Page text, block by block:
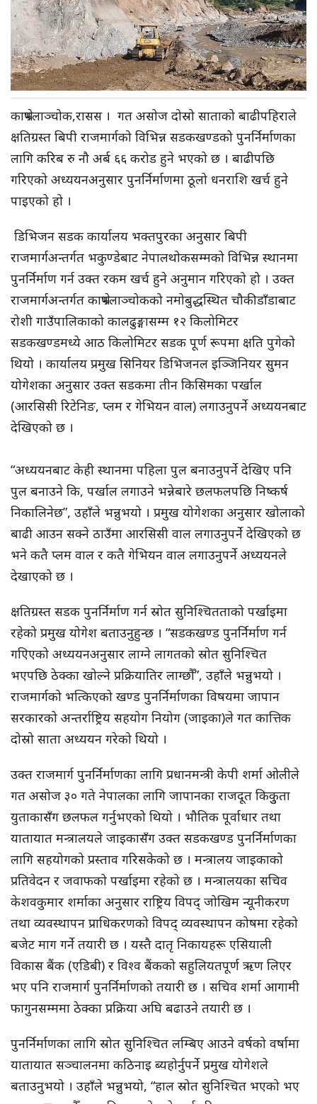
काभ्रेपलाञ्चोक,रासस । गत असोज दोस्रो साताको बाढीपहिराले
क्षतिग्रस्त बिपी राजमार्गको विभिन्न सडकखण्डको पुनर्निर्माणका
लागि करिब रु नौ अर्ब ६६ करोड हुने भएको छ । बाढीपछि
गरिएको अध्ययनअनुसार पुनर्निर्माणमा ठूलो धनराशि खर्च हुने
पाइएको हो ।
डिभिजन सडक कार्यालय भक्तपुरका अनुसार बिपी
राजमार्गअन्तर्गत भकुण्डेबाट नेपालथोकसम्मको विभिन्न स्थानमा
पुनर्निर्माण गर्न उक्त रकम खर्च हुने अनुमान गरिएको हो । उक्त
राजमार्गअन्तर्गत काभ्रेपलाञ्चोकको नमोबुद्धस्थित चौकीडाँडाबाट
रोशी गाउँपालिकाको कालढुङ्गासम्म १२ किलोमिटर
सडकखण्डमध्ये आठ किलोमिटर सडक पूर्ण रूपमा क्षति पुगेको
थियो । कार्यालय प्रमुख सिनियर डिभिजनल इञ्जिनियर सुमन
योगेशका अनुसार उक्त सडकमा तीन किसिमका पर्खाल
(आरसिसी रिटेनिङ, प्लम र गेभियन वाल) लगाउनुपर्ने अध्ययनबाट
देखिएको छ ।
“अध्ययनबाट केही स्थानमा पहिला पुल बनाउनुपर्ने देखिए पनि
पुल बनाउने कि, पर्खाल लगाउने भन्नेबारे छलफलपछि निष्कर्ष
निकालिनेछ”, उहाँले भन्नुभयो । प्रमुख योगेशका अनुसार खोलाको
बाढी आउन सक्ने ठाउँमा आरसिसी वाल लगाउनुपर्ने देखिएको छ
भने कतै प्लम वाल र कतै गेभियन वाल लगाउनुपर्ने अध्ययनले
देखाएको छ ।
क्षतिग्रस्त सडक पुनर्निर्माण गर्न स्रोत सुनिश्चितताको पर्खाइमा
रहेको प्रमुख योगेश बताउनुहुन्छ । “सडकखण्ड पुनर्निर्माण गर्न
गएिएको अध्ययनअनुसार लाग्ने लागतको स्रोत सुनिश्चित
भएपछि ठेक्का खोल्ने प्रक्रियातिर लाग्छौँ”, उहाँले भन्नुभयो ।
राजमार्गको भत्किएको खण्ड पुनर्निर्माणका विषयमा जापान
सरकारको अन्तर्राष्ट्रिय सहयोग नियोग (जाइका)ले गत कात्तिक
दोस्रो साता अध्ययन गरेको थियो ।
उक्त राजमार्ग पुनर्निर्माणका लागि प्रधानमन्त्री केपी शर्मा ओलीले
गत असोज ३० गते नेपालका लागि जापानका राजदूत किकुुता
युताकासँग छलफल गर्नुभएको थियो । भौतिक पूर्वाधार तथा
यातायात मन्त्रालयले जाइकासँग उक्त सडकखण्ड पुनर्निर्माणका
लागि सहयोगको प्रस्ताव गरिसकेको छ । मन्त्रालय जाइकाको
प्रतिवेदन र जवाफको पर्खाइमा रहेको छ । मन्त्रालयका सचिव
केशवकुमार शर्माका अनुसार राष्ट्रिय विपद् जोखिम न्यूनीकरण
तथा व्यवस्थापन प्राधिकरणको विपद् व्यवस्थापन कोषमा रहेको
बजेट माग गर्ने तयारी छ । यस्तै दातृ निकायहरू एसियाली
विकास बैंक (एडिबी) र विश्व बैंकको सहुलियतपूर्ण ऋण लिएर
भए पनि राजमार्ग पुनर्निर्माणको तयारी छ । सचिव शर्मा आगामी
फागुनसम्ममा ठेक्का प्रक्रिया अघि बढाउने तयारी छ ।
पुनर्निर्माणका लागि स्रोत सुनिश्चित लम्बिए आउने वर्षको वर्षामा
यातायात सञ्चालनमा कठिनाइ ब्यहोर्नुपर्ने प्रमुख योगेशले
बताउनुभयो । उहाँले भन्नुभयो, “हाल स्रोत सुनिश्चित भएको भए